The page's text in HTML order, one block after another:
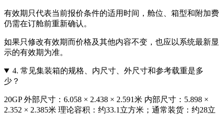
有效期只代表当前报价条件的适用时间，舱位、箱型和附加费
仍需在订舱前重新确认。
如果只修改有效期而价格及其他内容不变，也应以系统最新显
示的有效期为准。
4. 常见集装箱的规格、内尺寸、外尺寸和参考载重是多
少？
20GP 外部尺寸：6.058 × 2.438 × 2.591米 内部尺寸：5.898 ×
2.352 × 2.385米 理论容积：约33.1立方米；通常装货：约28立